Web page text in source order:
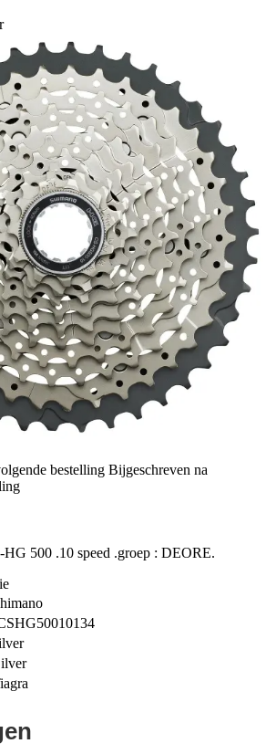
bestelling Bijgeschreven na
500 .10 speed .groep : DEORE.